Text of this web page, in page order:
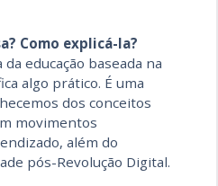
Como explicá-la?
educação baseada na
algo prático. É uma
dos conceitos
movimentos
além do
pós-Revolução Digital.